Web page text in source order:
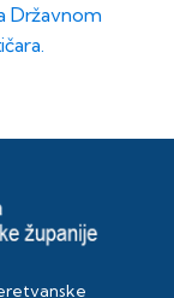
Državnom